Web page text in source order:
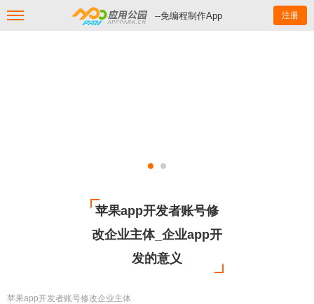
--免编程制作App 注册
苹果app开发者账号修
改企业主体_企业app开
发的意义
苹果app开发者账号修改企业主体